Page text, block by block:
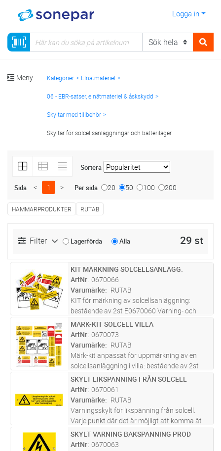
Logga in
Meny Kategorier Elnätmateriel
06 - EBR-satser, elnätmateriel & åskskydd
Skyltar med tillbehör
Skyltar för solcellsanläggningar och batterilager
Sortera
Sida < 1 > Per sida 20 50 100 200
HAMMARPRODUKTER RUTAB
Filter Lagerförda Alla 29 st
ST Lägg i kundvagn
KIT MÄRKNING SOLCELLSANLÄGG.
ArtNr 0670066
Varumärke
RUTAB
KIT för märkning av solcellsanläggning:
bestående av 2st E0670060 Varning- och
informationsskylt för solcellsanläggningar ,
2st E0670061 Varningsskylt för likspänning
från solcell, 2st E0670062 Skylt
ST Lägg i kundvagn
MÄRK-KIT SOLCELL VILLA
ArtNr 0670073
Varumärke
RUTAB
Märk-kit anpassat för uppmärkning av en
solcellsanläggning i villa: bestående av 2st
E0670060 , 2st E0670061, 1st E0670062, 2st
E0670063, 2st E0670065, 1st E0670067, 1st
E0670068, 1st E0670069, 1st E
ST Lägg i kundvagn
SKYLT LIKSPÄNNING FRÅN SOLCELL
ArtNr 0670061
Varumärke
RUTAB
Varningsskylt för likspänning från solcell.
Varje punkt där det är möjligt att komma åt
spänningssatta delar på likströmssidan,
såsom elcentraler och kopplingslådor, ska ha
ST Lägg i kundvagn
SKYLT VARNING BAKSPÄNNING PROD
ArtNr 0670063